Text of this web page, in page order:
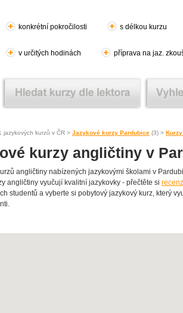
konkrétní pokročilosti s délkou kurzu
v určitých hodinách příprava na jaz.
jazykových kurzů v ČR > Jazykové kurzy Pardubice (3) >
kurzy angličtiny v
angličtiny nabízených jazykovými školami v
angličtiny vyučují kvalitní jazykovky - přečtěte si
studentů a vyberte si pobytový jazykový kurz, který